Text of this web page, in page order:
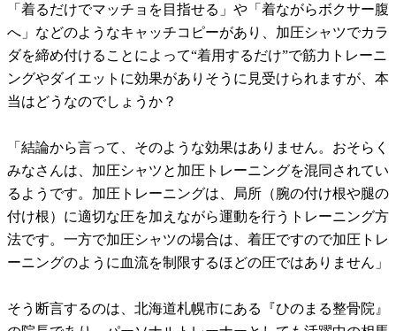
「着るだけでマッチョを目指せる」や「着ながらボクサー腹
へ」などのようなキャッチコピーがあり、加圧シャツでカラ
ダを締め付けることによって“着用するだけ”で筋力トレーニ
ングやダイエットに効果がありそうに見受けられますが、本
当はどうなのでしょうか？
「結論から言って、そのような効果はありません。おそらく
みなさんは、加圧シャツと加圧トレーニングを混同されてい
るようです。加圧トレーニングは、局所（腕の付け根や腿の
付け根）に適切な圧を加えながら運動を行うトレーニング方
法です。一方で加圧シャツの場合は、着圧ですので加圧トレ
ーニングのように血流を制限するほどの圧ではありません」
そう断言するのは、北海道札幌市にある『ひのまる整骨院』